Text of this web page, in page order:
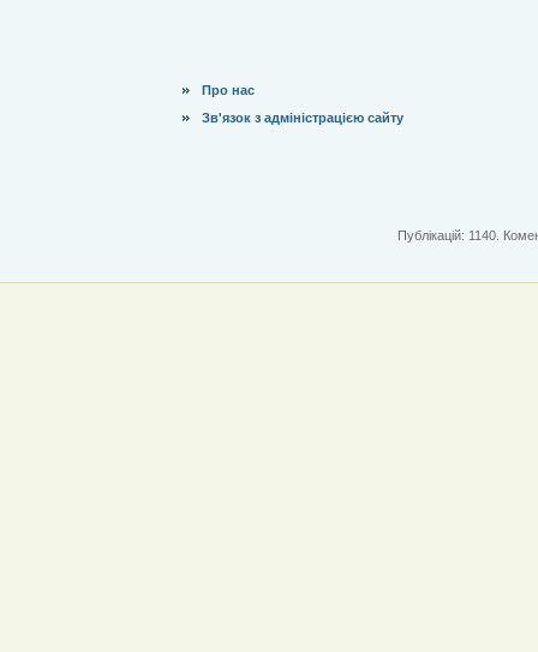
Про нас
Зв'язок з адміністрацією сайту
Публікацій: 1140.